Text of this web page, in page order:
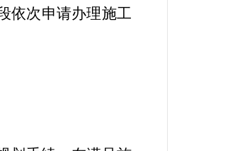
依次申请办理施工